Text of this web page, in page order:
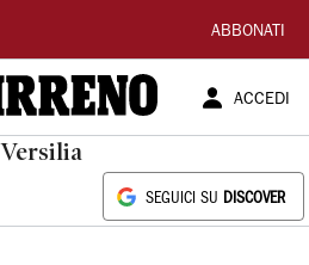
ABBONATI
ACCEDI
Versilia
SEGUICI SU DISCOVER